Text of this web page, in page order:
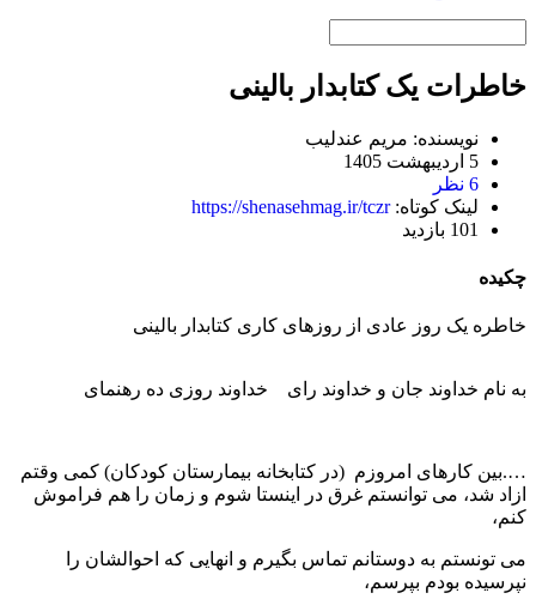
خاطرات یک کتابدار بالینی
نویسنده: مریم عندلیب
5 اردیبهشت 1405
6 نظر
لینک کوتاه:https://shenasehmag.ir/tczr
101 بازدید
چکیده
خاطره یک روز عادی از روزهای کاری کتابدار بالینی
به نام خداوند جان و خداوند رای خداوند روزی ده رهنمای
….بین کارهای امروزم (در کتابخانه بیمارستان کودکان) کمی وقتم
ازاد شد، می توانستم غرق در اینستا شوم و زمان را هم فراموش
کنم،
می تونستم به دوستانم تماس بگیرم و انهایی که احوالشان را
نپرسیده بودم بپرسم،